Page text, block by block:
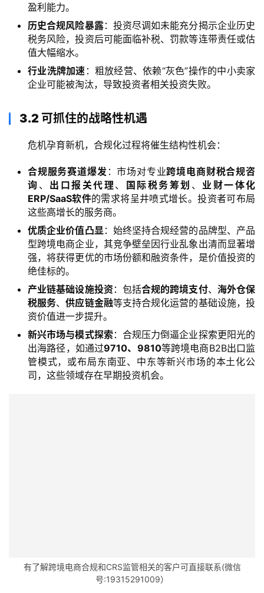
页
盈利能力。
历史合规风险暴露：投资尽调如未能充分揭示企业历史
税务风险，投资后可能面临补税、罚款等连带责任或估
值大幅缩水。
行业洗牌加速 ：粗放经营、依赖“灰色”操作的中小卖家
企业可能被淘汰，导致投资者相关投资失败。
3.2 可抓住的战略性机遇
危机孕育新机，合规化过程将催生结构性机会：
合规服务赛道爆发 ：市场对专业跨境电商财税合规咨
询 、 出口报关代理 、 国际税务筹划 、 业财一体化
ERP/SaaS软件的需求将呈井喷式增长。投资者可布局
这些高增长的服务商。
优质企业价值凸显 ：始终坚持合规经营的品牌型、产品
型跨境电商企业，其竞争壁垒因行业乱象出清而显著增
强，将获得更优的市场份额和融资条件，是价值投资的
绝佳标的。
产业链基础设施投资：包括合规的跨境支付、 海外仓保
税服务、供应链金融等支持合规化运营的基础设施，投
资价值进一步提升。
新兴市场与模式探索：合规压力倒逼企业探索更阳光的
出海路径，如通过9710、9810等跨境电商B2B出口监
管模式，或布局东南亚、中东等新兴市场的本土化公
司，这些领域存在早期投资机会。
有了解跨境电商合规和CRS监管相关的客户可直接联系(微信
号:19315291009）